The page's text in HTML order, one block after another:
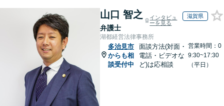
山口 智之
弁護士
インタビュ
ーを見る
滋賀県
湖都経営法律事務所
多治見市
からも相
談受付中
面談方法(対面・
電話・ビデオな
ど)は応相談
営業時間：0
9:30~17:30
（平日）